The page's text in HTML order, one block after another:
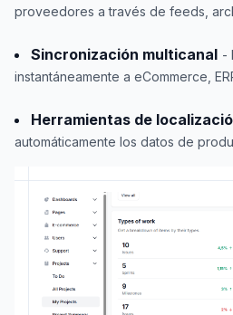
proveedores a través de feeds,
Sincronización multicanal -
instantáneamente a eCommerce,
Herramientas de
automáticamente los datos de